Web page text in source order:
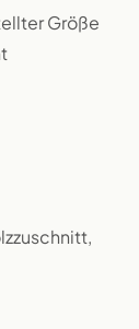
Größe